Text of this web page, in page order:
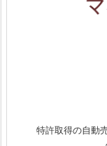
特許取得の自動